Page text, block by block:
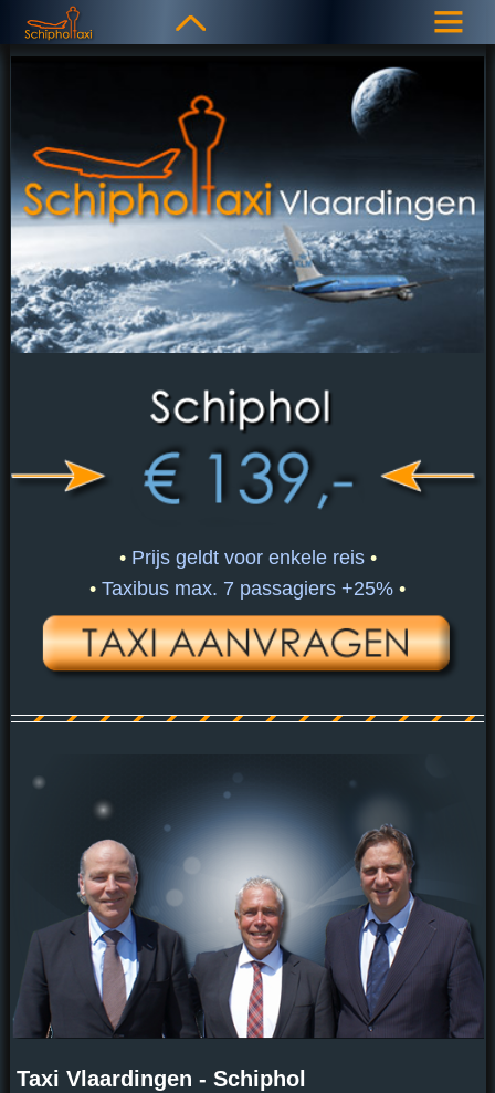
•Prijs geldt voor enkele reis •
• Taxibus max. 7 passagiers +25% •
Taxi Vlaardingen - Schiphol